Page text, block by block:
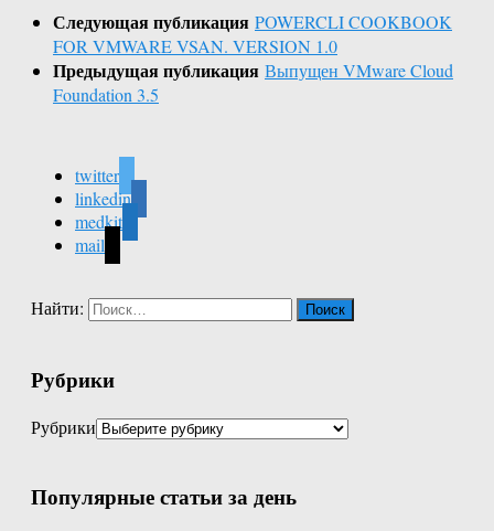
Следующая публикация POWERCLI COOKBOOK
FOR VMWARE VSAN. VERSION 1.0
Предыдущая публикация Выпущен VMware Cloud
Foundation 3.5
twitter
linkedin
medkit
mail
Найти:
Рубрики
Рубрики
Популярные статьи за день